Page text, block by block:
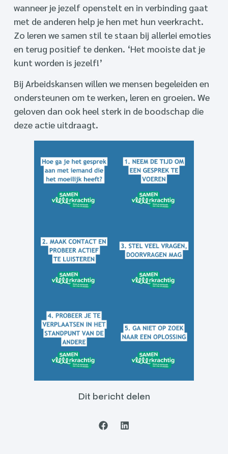
wanneer je jezelf openstelt en in verbinding gaat
met de anderen help je hen met hun veerkracht.
Zo leren we samen stil te staan bij allerlei emoties
en terug positief te denken. ‘Het mooiste dat je
kunt worden is jezelf!’
Bij Arbeidskansen willen we mensen begeleiden en
ondersteunen om te werken, leren en groeien. We
geloven dan ook heel sterk in de boodschap die
deze actie uitdraagt.
Dit bericht delen